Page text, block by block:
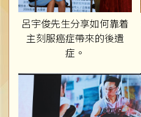
呂宇俊先生分享如何靠着
主刻服癌症帶來的後遺
症。